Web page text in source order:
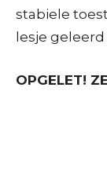
stabiele
lesje
OPGELET!